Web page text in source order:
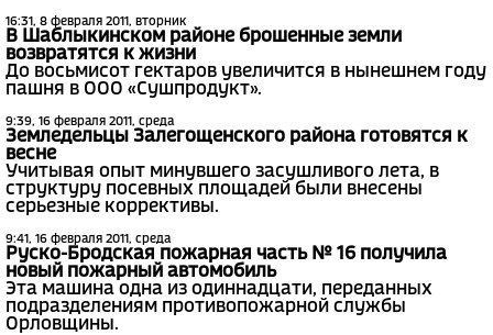
16:31, 8 февраля 2011, вторник
В Шаблыкинском районе брошенные земли
возвратятся к жизни
До восьмисот гектаров увеличится в нынешнем году
пашня в ООО «Сушпродукт».
9:39, 16 февраля 2011, среда
Земледельцы Залегощенского района готовятся к
весне
Учитывая опыт минувшего засушливого лета, в
структуру посевных площадей были внесены
серьезные коррективы.
9:41, 16 февраля 2011, среда
Руско-Бродская пожарная часть № 16 получила
новый пожарный автомобиль
Эта машина одна из одиннадцати, переданных
подразделениям противопожарной службы
Орловщины.